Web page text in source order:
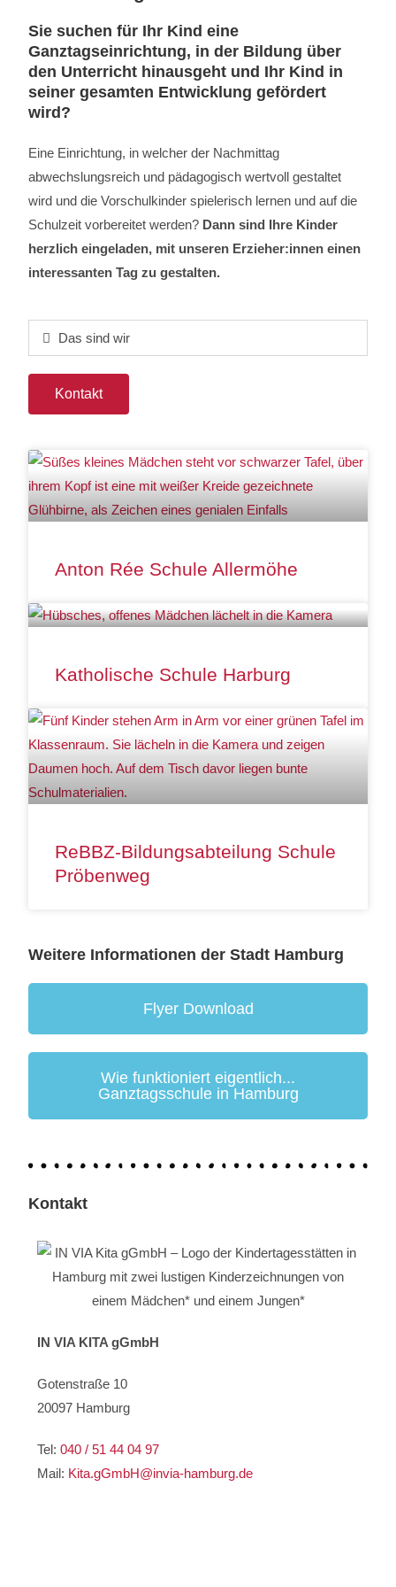
Sie suchen für Ihr Kind eine
Ganztagseinrichtung, in der Bildung über
den Unterricht hinausgeht und Ihr Kind in
seiner gesamten Entwicklung gefördert
wird?
Eine Einrichtung, in welcher der Nachmittag
abwechslungsreich und pädagogisch wertvoll gestaltet
wird und die Vorschulkinder spielerisch lernen und auf die
Schulzeit vorbereitet werden? Dann sind Ihre Kinder
herzlich eingeladen, mit unseren Erzieher:innen einen
interessanten Tag zu gestalten.
Das sind wir
Kontakt
Anton Rée Schule Allermöhe
Katholische Schule Harburg
ReBBZ-Bildungsabteilung Schule
Pröbenweg
Weitere Informationen der Stadt Hamburg
Flyer Download
Wie funktioniert eigentlich...
Ganztagsschule in Hamburg
Kontakt
IN VIA KITA gGmbH
Gotenstraße 10
20097 Hamburg
Tel:040 / 51 44 04 97
Mail: Kita.gGmbH@invia-hamburg.de